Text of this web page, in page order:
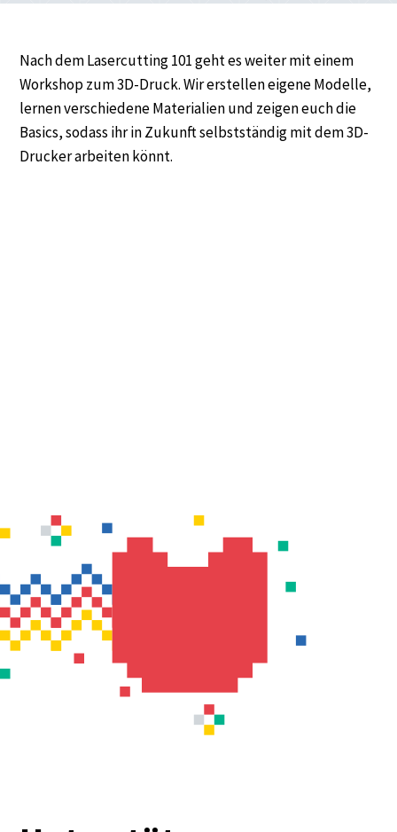
Nach dem Lasercutting 101 geht es weiter mit einem
Workshop zum 3D-Druck. Wir erstellen eigene Modelle,
lernen verschiedene Materialien und zeigen euch die
Basics, sodass ihr in Zukunft selbstständig mit dem 3D-
Drucker arbeiten könnt.